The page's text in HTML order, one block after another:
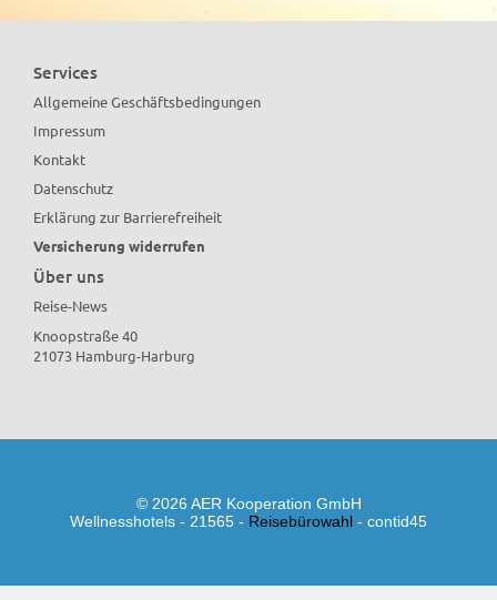
Services
Allgemeine Geschäftsbedingungen
Impressum
Kontakt
Datenschutz
Erklärung zur Barrierefreiheit
Versicherung widerrufen
Über uns
Reise-News
Knoopstraße 40
21073 Hamburg-Harburg
© 2026 AER Kooperation GmbH
Wellnesshotels - 21565 - Reisebürowahl - contid45